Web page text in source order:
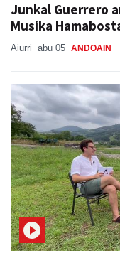
Junkal Guerrero
Musika
Aiurri abu 05 ANDOAIN